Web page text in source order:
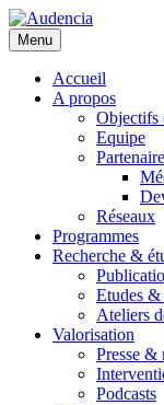
Aller
au
contenu
principal
Menu
Accueil
A propos
Objectifs
Equipe
Réseaux
Programmes
Recherche &
Etudes &
Ateliers
Valorisation
Presse &
Podcasts